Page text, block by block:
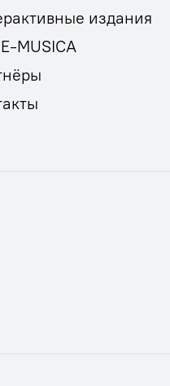
издания
MUSICA